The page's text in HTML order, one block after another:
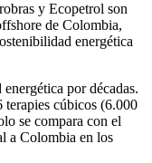
y Ecopetrol son
de Colombia,
energética
por décadas.
terapies cúbicos (6.000
se compara con el
a Colombia en los